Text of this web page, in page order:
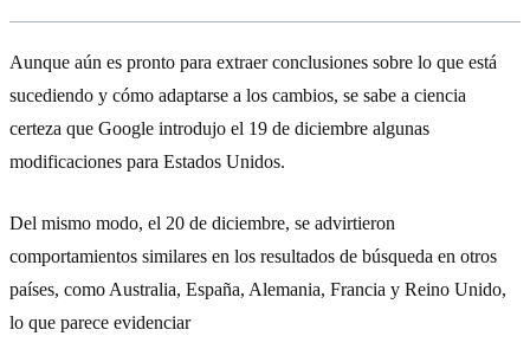
Aunque aún es pronto para extraer conclusiones sobre lo que está
sucediendo y cómo adaptarse a los cambios, se sabe a ciencia
certeza que Google introdujo el 19 de diciembre algunas
modificaciones para Estados Unidos.
Del mismo modo, el 20 de diciembre, se advirtieron
comportamientos similares en los resultados de búsqueda en otros
países, como Australia, España, Alemania, Francia y Reino Unido,
lo que parece evidenciar